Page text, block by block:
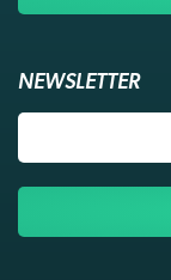
NEWSLETTER